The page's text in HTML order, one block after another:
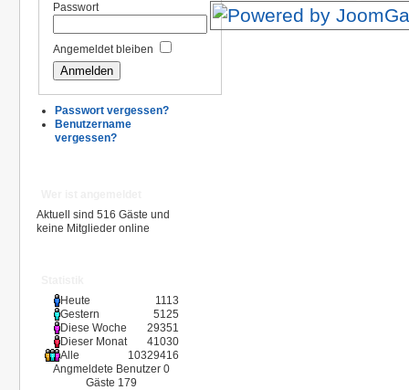
Passwort
Angemeldet bleiben
Passwort vergessen?
Benutzername
vergessen?
Aktuell sind 516 Gäste und
keine Mitglieder online
Heute
1113
Gestern
5125
Diese Woche
29351
Dieser Monat
41030
Alle
10329416
Angmeldete Benutzer 0
Gäste 179